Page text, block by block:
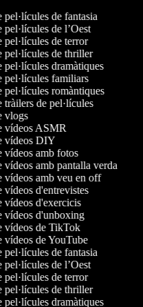
pel·lícules de fantasia
pel·lícules de l’Oest
pel·lícules de terror
pel·lícules de thriller
pel·lícules dramàtiques
pel·lícules familiars
pel·lícules romàntiques
tràilers de pel·lícules
vlogs
vídeos ASMR
vídeos DIY
vídeos amb fotos
vídeos amb pantalla verda
vídeos amb veu en off
vídeos d'entrevistes
vídeos d'exercicis
vídeos d'unboxing
vídeos de TikTok
vídeos de YouTube
pel·lícules de fantasia
pel·lícules de l’Oest
pel·lícules de terror
pel·lícules de thriller
pel·lícules dramàtiques